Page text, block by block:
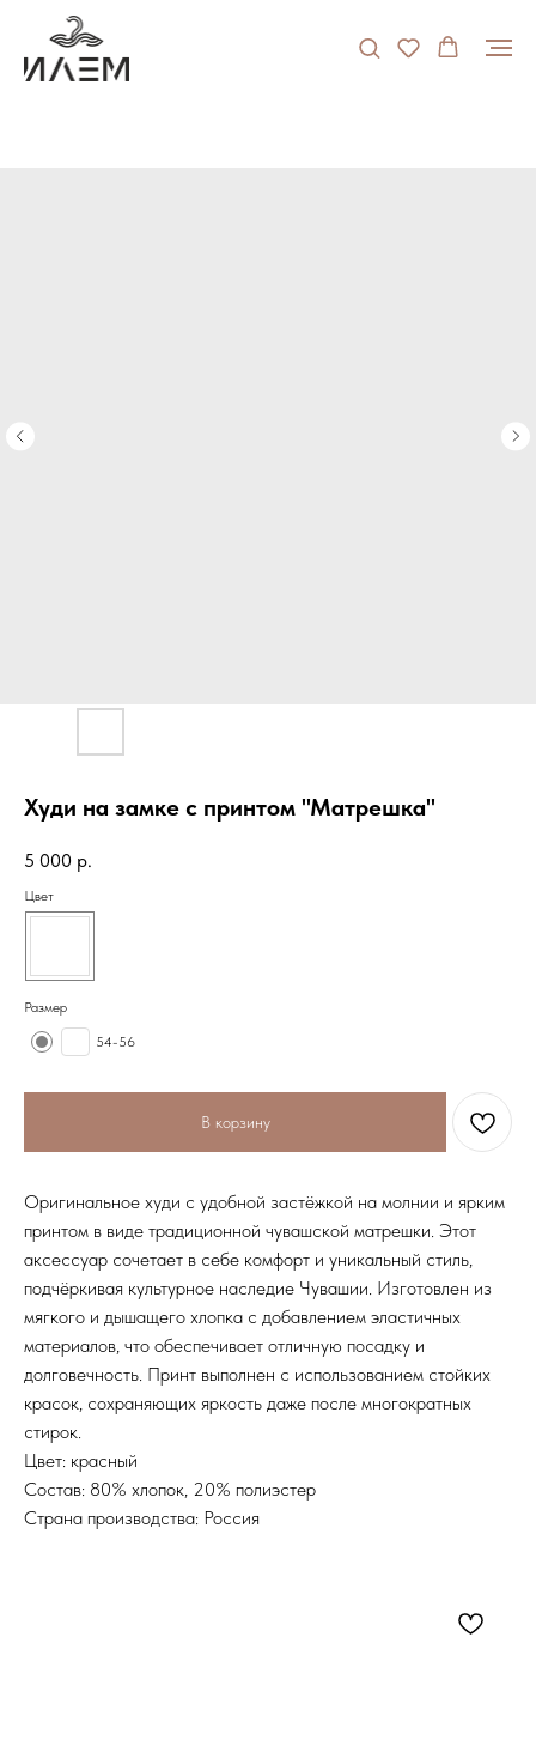
Худи на замке с принтом "Матрешка"
5 000 р.
Цвет
Размер
54-56
В корзину
Оригинальное худи с удобной застёжкой на молнии и ярким
принтом в виде традиционной чувашской матрешки. Этот
аксессуар сочетает в себе комфорт и уникальный стиль,
подчёркивая культурное наследие Чувашии. Изготовлен из
мягкого и дышащего хлопка с добавлением эластичных
материалов, что обеспечивает отличную посадку и
долговечность. Принт выполнен с использованием стойких
красок, сохраняющих яркость даже после многократных
стирок.
Цвет: красный
Состав: 80% хлопок, 20% полиэстер
Страна производства: Россия